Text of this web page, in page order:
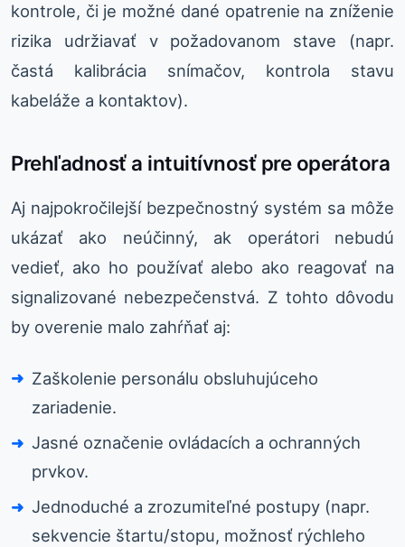
kontrole, či je možné dané opatrenie na zníženie
rizika udržiavať v požadovanom stave (napr.
častá kalibrácia snímačov, kontrola stavu
kabeláže a kontaktov).
Prehľadnosť a intuitívnosť pre operátora
Aj najpokročilejší bezpečnostný systém sa môže
ukázať ako neúčinný, ak operátori nebudú
vedieť, ako ho používať alebo ako reagovať na
signalizované nebezpečenstvá. Z tohto dôvodu
by overenie malo zahŕňať aj:
Zaškolenie personálu obsluhujúceho
zariadenie.
Jasné označenie ovládacích a ochranných
prvkov.
Jednoduché a zrozumiteľné postupy (napr.
sekvencie štartu/stopu, možnosť rýchleho